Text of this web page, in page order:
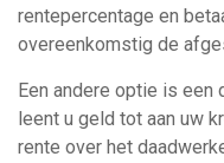
rentepercentage en
overeenkomstig de
Een andere optie is een
leent u geld tot aan uw
rente over het